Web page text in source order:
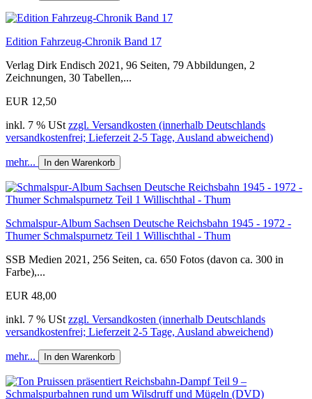
Edition Fahrzeug-Chronik Band 17
Verlag Dirk Endisch 2021, 96 Seiten, 79 Abbildungen, 2
Zeichnungen, 30 Tabellen,...
EUR 12,50
inkl. 7 % USt zzgl. Versandkosten (innerhalb Deutschlands
versandkostenfrei; Lieferzeit 2-5 Tage, Ausland abweichend)
mehr... In den Warenkorb
Schmalspur-Album Sachsen Deutsche Reichsbahn 1945 - 1972 -
Thumer Schmalspurnetz Teil 1 Willischthal - Thum
SSB Medien 2021, 256 Seiten, ca. 650 Fotos (davon ca. 300 in
Farbe),...
EUR 48,00
inkl. 7 % USt zzgl. Versandkosten (innerhalb Deutschlands
versandkostenfrei; Lieferzeit 2-5 Tage, Ausland abweichend)
mehr... In den Warenkorb